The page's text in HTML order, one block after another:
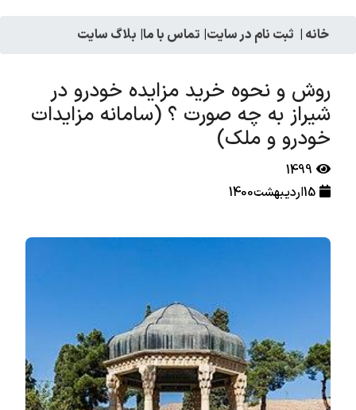
خانه | ثبت نام در سایت| تماس با ما| بلاگ سایت
روش و نحوه خرید مزایده خودرو در
شیراز به چه صورت ؟ (سامانه مزایدات
خودرو و ملک)
1499
15اردیبهشت1400